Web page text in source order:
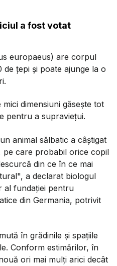
a fost votat
europaeus) are corpul
țepi și poate ajunge la o
dimensiuni găsește tot
pentru a supraviețui.
animal sălbatic a câștigat
care probabil orice copil
din ce în ce mai
a declarat biologul
al fundației pentru
din Germania, potrivit
în grădinile și spațiile
Conform estimărilor, în
ori mai mulți arici decât